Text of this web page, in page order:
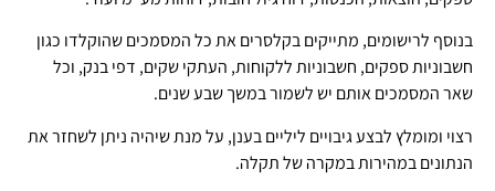
בנוסף לרישומים, מתייקים בקלסרים את כל המסמכים שהוקלדו כגון
חשבוניות ספקים, חשבוניות ללקוחות, העתקי שקים, דפי בנק, וכל
שאר המסמכים אותם יש לשמור במשך שבע שנים.
רצוי ומומלץ לבצע גיבויים ליליים בענן, על מנת שיהיה ניתן לשחזר את
הנתונים במהירות במקרה של תקלה.